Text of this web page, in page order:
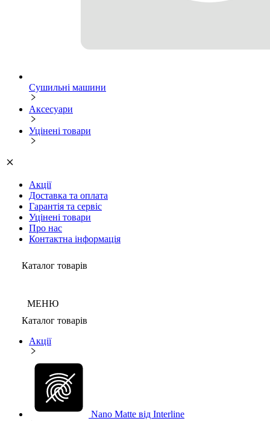
Сушильні машини
Аксесуари
Уцінені товари
Акції
Доставка та оплата
Гарантія та сервіс
Уцінені товари
Про нас
Контактна інформація
Каталог товарів
МЕНЮ
Каталог товарів
Акції
Nano Matte від Interline